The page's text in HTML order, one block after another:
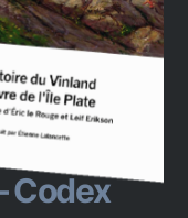
Codex